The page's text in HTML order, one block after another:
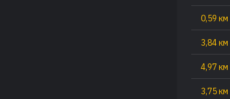
0,59 км
3,84 км
4,97 км
3,75 км